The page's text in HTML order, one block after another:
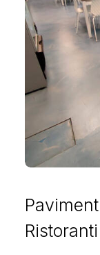
Ristoranti